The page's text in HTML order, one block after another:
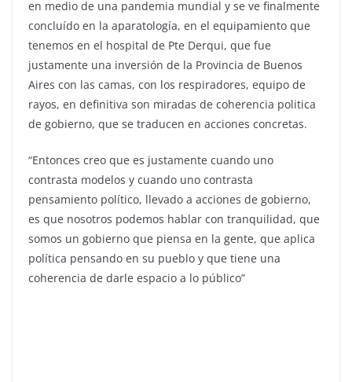
en medio de una pandemia mundial y se ve finalmente
concluído en la aparatología, en el equipamiento que
tenemos en el hospital de Pte Derqui, que fue
justamente una inversión de la Provincia de Buenos
Aires con las camas, con los respiradores, equipo de
rayos, en definitiva son miradas de coherencia politica
de gobierno, que se traducen en acciones concretas.
“Entonces creo que es justamente cuando uno
contrasta modelos y cuando uno contrasta
pensamiento político, llevado a acciones de gobierno,
es que nosotros podemos hablar con tranquilidad, que
somos un gobierno que piensa en la gente, que aplica
política pensando en su pueblo y que tiene una
coherencia de darle espacio a lo público”